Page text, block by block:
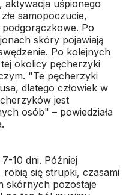
aktywacja uśpionego
samopoczucie,
Po
skóry pojawiają
Po kolejnych
okolicy pęcherzyki
"Te pęcherzyki
dlatego człowiek w
jest
osób" – powiedziała
10 dni. Później
się strupki, czasami
skórnych pozostaje